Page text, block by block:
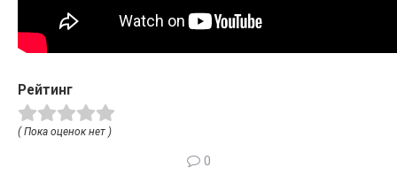
Рейтинг
( Пока оценок нет )
0